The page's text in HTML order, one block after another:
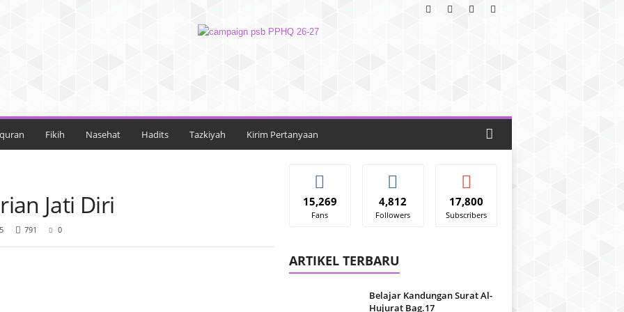
Fikih Nasehat Hadits Tazkiyah Kirim Pertanyaan
Jati Diri
791 0
15,269
Fans
4,812
Followers
17,800
Subscribers
ARTIKEL TERBARU
Belajar Kandungan Surat Al-
Hujurat Bag.17